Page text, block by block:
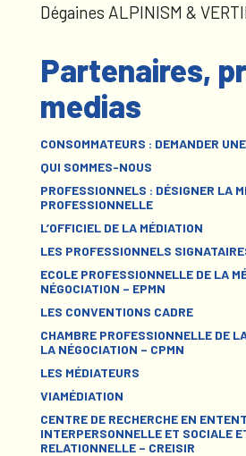
Dégaines ALPINISM &
Partenaires,
medias
CONSOMMATEURS : DEMANDER
QUI SOMMES-NOUS
PROFESSIONNELS : DÉSIGNER LA
PROFESSIONNELLE
L’OFFICIEL DE LA MÉDIATION
LES PROFESSIONNELS
ECOLE PROFESSIONNELLE DE LA
NÉGOCIATION – EPMN
LES CONVENTIONS CADRE
CHAMBRE PROFESSIONNELLE DE
LA NÉGOCIATION – CPMN
LES MÉDIATEURS
VIAMÉDIATION
CENTRE DE RECHERCHE EN
INTERPERSONNELLE ET SOCIALE
RELATIONNELLE – CREISIR